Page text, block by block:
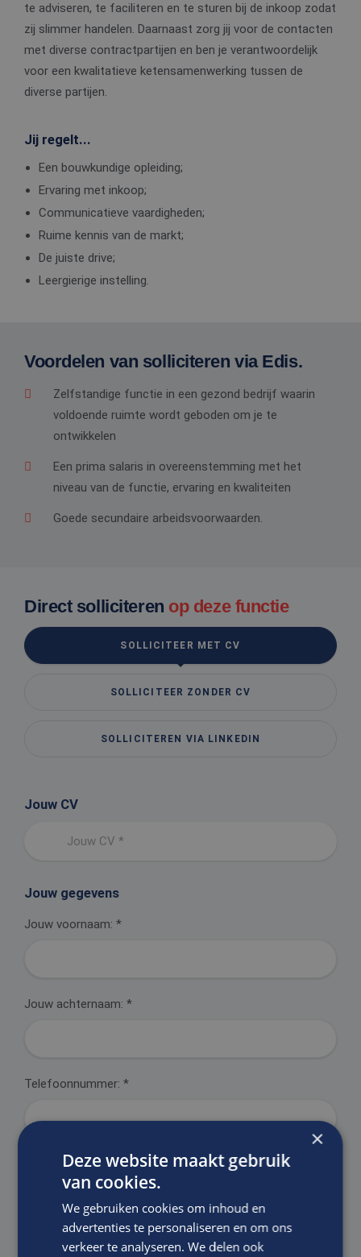
te adviseren, te faciliteren en te sturen bij de inkoop zodat
zij slimmer handelen. Daarnaast zorg jij voor de contacten
met diverse contractpartijen en ben je verantwoordelijk
voor een kwalitatieve ketensamenwerking tussen de
diverse partijen.
Jij regelt...
Een bouwkundige opleiding;
Ervaring met inkoop;
Communicatieve vaardigheden;
Ruime kennis van de markt;
De juiste drive;
Leergierige instelling.
Voordelen van solliciteren via Edis.
Zelfstandige functie in een gezond bedrijf waarin
voldoende ruimte wordt geboden om je te
ontwikkelen
Een prima salaris in overeenstemming met het
niveau van de functie, ervaring en kwaliteiten
Goede secundaire arbeidsvoorwaarden.
Direct solliciteren op deze functie
SOLLICITEER MET CV
SOLLICITEER ZONDER CV
SOLLICITEREN VIA LINKEDIN
Jouw CV
Jouw CV *
Jouw gegevens
Jouw voornaam: *
Jouw achternaam: *
Telefoonnummer: *
E-mailadres:*
Motivatie:
×
Deze website maakt gebruik
van cookies.
We gebruiken cookies om inhoud en
advertenties te personaliseren en om ons
verkeer te analyseren. We delen ook